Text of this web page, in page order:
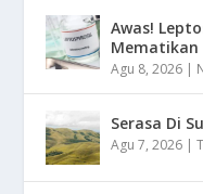
Awas!
Mematikan
Agu 8, 2026 |
Serasa Di
Agu 7, 2026 |